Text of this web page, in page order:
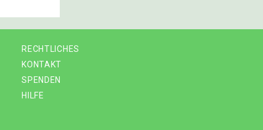
RECHTLICHES
KONTAKT
SPENDEN
HILFE